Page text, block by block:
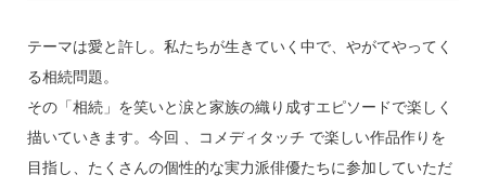
テーマは愛と許し。私たちが生きていく中で、やがてやってく
る相続問題。
その「相続」を笑いと涙と家族の織り成すエピソードで楽しく
描いていきます。今回 、コメディタッチ で楽しい作品作りを
目指し、たくさんの個性的な実力派俳優たちに参加していただ